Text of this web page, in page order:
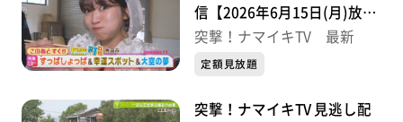
信【2026年6月15日(月)放送
分】
突撃！ナマイキTV 最新
定額見放題
突撃！ナマイキTV 見逃し配